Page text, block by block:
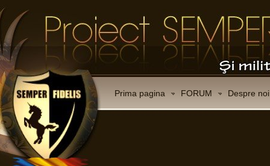
Prima pagina FORUM Despre noi